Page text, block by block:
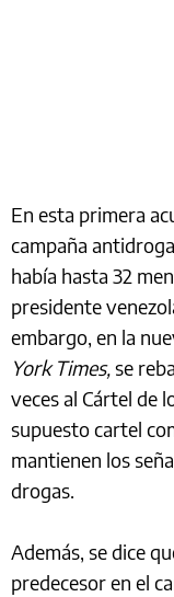
En esta primera
campaña
había hasta 32
presidente
embargo, en la
York Times,se
veces al Cártel de
supuesto cartel
mantienen los
drogas.
Además, se dice
predecesor en el